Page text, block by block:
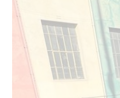
Malestar en el
los cambios sin
la línea F